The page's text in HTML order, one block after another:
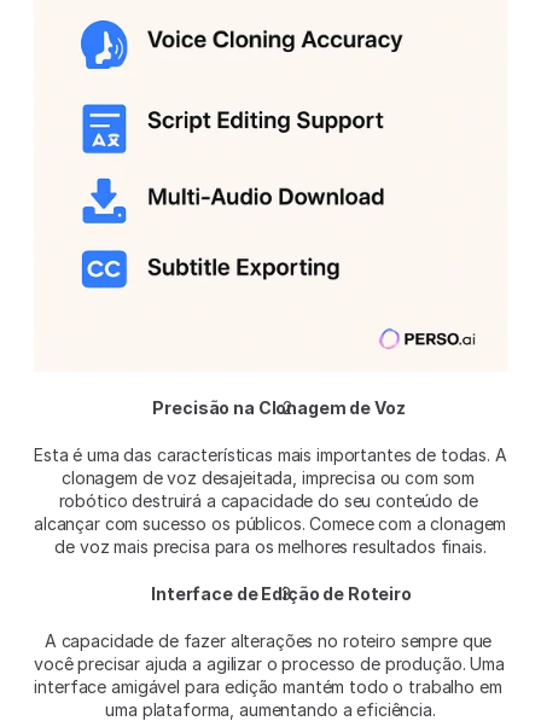
Precisão na Clonagem de Voz
Esta é uma das características mais importantes de todas. A
clonagem de voz desajeitada, imprecisa ou com som
robótico destruirá a capacidade do seu conteúdo de
alcançar com sucesso os públicos. Comece com a clonagem
de voz mais precisa para os melhores resultados finais.
Interface de Edição de Roteiro
A capacidade de fazer alterações no roteiro sempre que
você precisar ajuda a agilizar o processo de produção. Uma
interface amigável para edição mantém todo o trabalho em
uma plataforma, aumentando a eficiência.